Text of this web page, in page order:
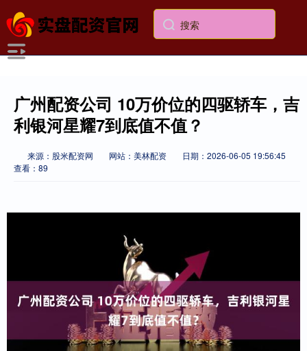
广州配资公司 10万价位的四驱轿车，吉
利银河星耀7到底值不值？
来源：股米配资网 网站：美林配资
日期：2026-06-05 19:56:45
查看：89